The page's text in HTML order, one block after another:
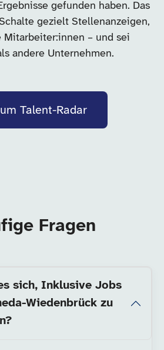
gefunden haben. Das
gezielt Stellenanzeigen,
Mitarbeiter:innen – und sei
andere Unternehmen.
Talent-Radar
Fragen
sich, Inklusive Jobs
Wiedenbrück zu